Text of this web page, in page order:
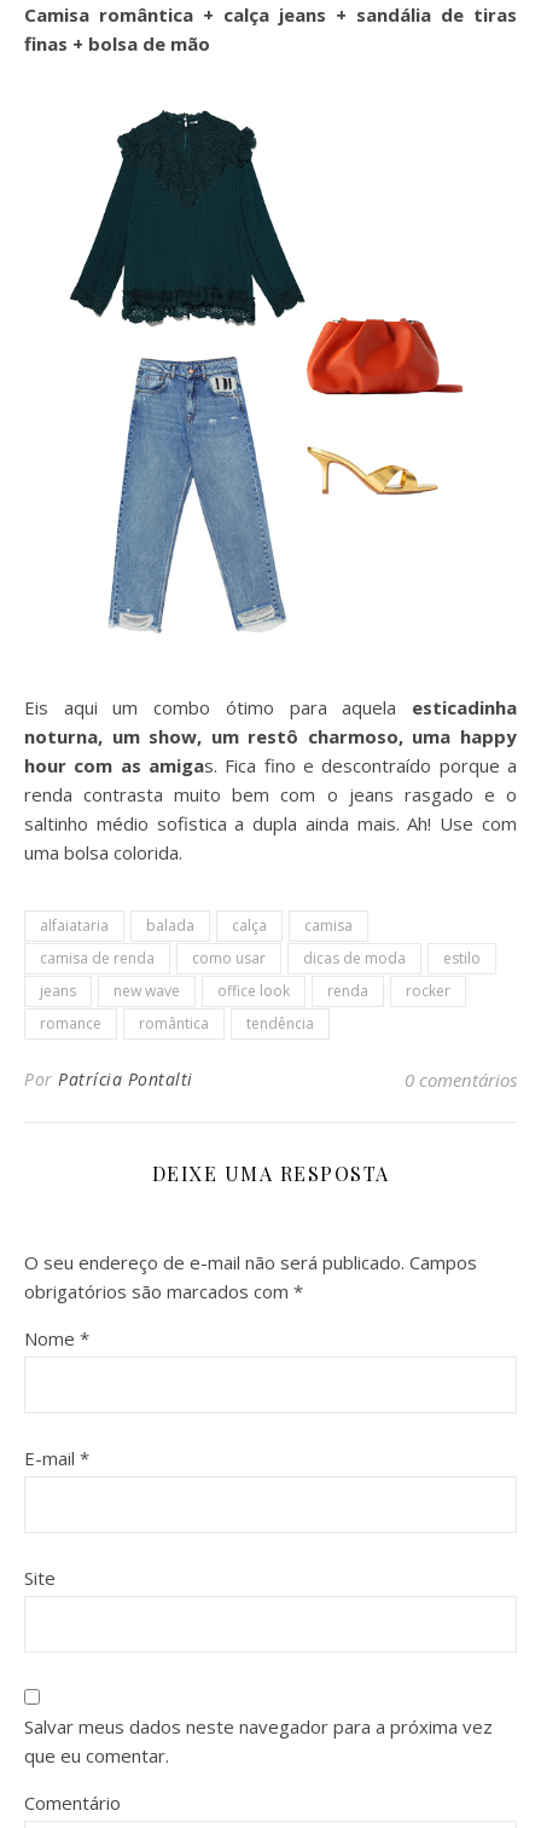
Camisa romântica + calça jeans + sandália de tiras
finas + bolsa de mão
Eis aqui um combo ótimo para aquela esticadinha
noturna, um show, um restô charmoso, uma happy
hour com as amigas. Fica fino e descontraído porque a
renda contrasta muito bem com o jeans rasgado e o
saltinho médio sofistica a dupla ainda mais. Ah! Use com
uma bolsa colorida.
alfaiataria balada calça
camisa
camisa de renda
como usar dicas de moda
estilo
jeans
new wave office look renda
rocker
romance
romântica tendência
Por Patrícia Pontalti 0 comentários
DEIXE UMA RESPOSTA
O seu endereço de e-mail não será publicado. Campos
obrigatórios são marcados com *
Nome *
E-mail *
Site
Salvar meus dados neste navegador para a próxima vez
que eu comentar.
Comentário